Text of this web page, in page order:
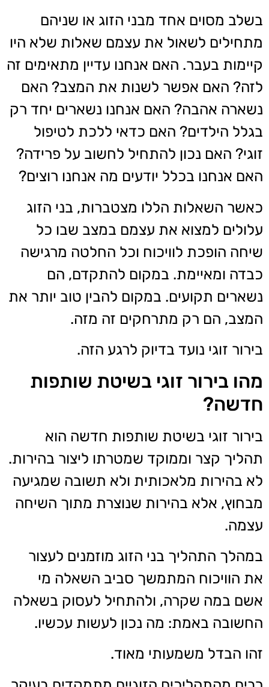
בשלב מסוים אחד מבני הזוג או שניהם
מתחילים לשאול את עצמם שאלות שלא היו
קיימות בעבר. האם אנחנו עדיין מתאימים זה
לזה? האם אפשר לשנות את המצב? האם
נשארה אהבה? האם אנחנו נשארים יחד רק
בגלל הילדים? האם כדאי ללכת לטיפול
זוגי? האם נכון להתחיל לחשוב על פרידה?
האם אנחנו בכלל יודעים מה אנחנו רוצים?
כאשר השאלות הללו מצטברות, בני הזוג
עלולים למצוא את עצמם במצב שבו כל
שיחה הופכת לוויכוח וכל החלטה מרגישה
כבדה ומאיימת. במקום להתקדם, הם
נשארים תקועים. במקום להבין טוב יותר את
המצב, הם רק מתרחקים זה מזה.
בירור זוגי נועד בדיוק לרגע הזה.
מהו בירור זוגי בשיטת שותפות
חדשה?
בירור זוגי בשיטת שותפות חדשה הוא
תהליך קצר וממוקד שמטרתו ליצור בהירות.
לא בהירות מלאכותית ולא תשובה שמגיעה
מבחוץ, אלא בהירות שנוצרת מתוך השיחה
עצמה.
במהלך התהליך בני הזוג מוזמנים לעצור
את הוויכוח המתמשך סביב השאלה מי
אשם במה שקרה, ולהתחיל לעסוק בשאלה
החשובה באמת: מה נכון לעשות עכשיו.
זהו הבדל משמעותי מאוד.